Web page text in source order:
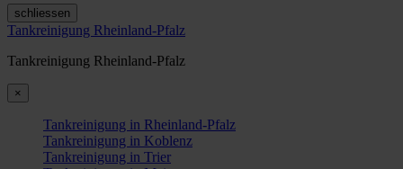
schliessen
Tankreinigung Rheinland-Pfalz
Tankreinigung Rheinland-Pfalz
×
Tankreinigung in Rheinland-Pfalz
Tankreinigung in Koblenz
Tankreinigung in Trier